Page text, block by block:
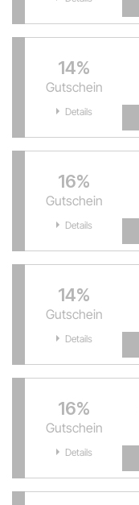
14%
Gutschein
Details
16%
Gutschein
Details
14%
Gutschein
Details
16%
Gutschein
Details